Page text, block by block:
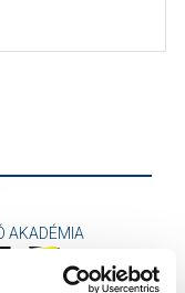
AKADÉMIA